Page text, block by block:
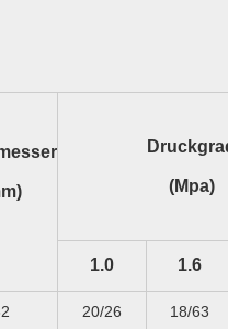
(Mpa)
1.0 1.6
20/26 18/63